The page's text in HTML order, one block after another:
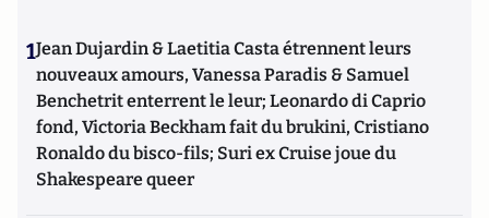
1Jean Dujardin & Laetitia Casta étrennent leurs
nouveaux amours, Vanessa Paradis & Samuel
Benchetrit enterrent le leur; Leonardo di Caprio
fond, Victoria Beckham fait du brukini, Cristiano
Ronaldo du bisco-fils; Suri ex Cruise joue du
Shakespeare queer